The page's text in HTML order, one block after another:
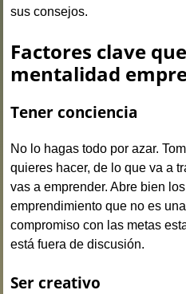
sus consejos.
Factores clave
mentalidad
Tener conciencia
No lo hagas todo por azar.
quieres hacer, de lo que va a
vas a emprender. Abre bien
emprendimiento que no es
compromiso con las metas
está fuera de discusión.
Ser creativo